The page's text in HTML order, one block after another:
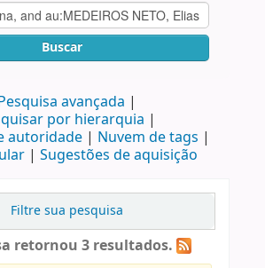
Buscar
avançada
por hierarquia
autoridade
Nuvem de tags
Sugestões de aquisição
Filtre sua pesquisa
retornou 3 resultados.